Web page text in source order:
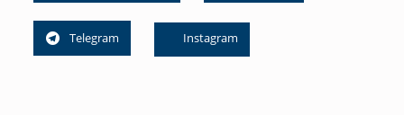
Telegram Instagram